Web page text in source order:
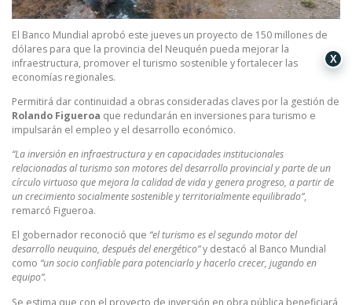
El Banco Mundial aprobó este jueves un proyecto de 150 millones de
dólares para que la provincia del Neuquén pueda mejorar la
infraestructura, promover el turismo sostenible y fortalecer las
economías regionales.
Permitirá dar continuidad a obras consideradas claves por la gestión de
Rolando Figueroa que redundarán en inversiones para turismo e
impulsarán el empleo y el desarrollo económico.
“La inversión en infraestructura y en capacidades institucionales
relacionadas al turismo son motores del desarrollo provincial y parte de un
círculo virtuoso que mejora la calidad de vida y genera progreso, a partir de
un crecimiento socialmente sostenible y territorialmente equilibrado”,
remarcó Figueroa.
El gobernador reconoció que “el turismo es el segundo motor del
desarrollo neuquino, después del energético”y destacó al Banco Mundial
como “un socio confiable para potenciarlo y hacerlo crecer, jugando en
equipo”.
Se estima que con el proyecto de inversión en obra pública beneficiará
X